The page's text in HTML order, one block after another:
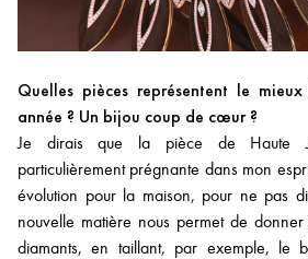
Quelles pièces représentent le
année ? Un bijou coup de cœur ?
Je dirais que la pièce de Haute
particulièrement prégnante dans mon
évolution pour la maison, pour ne pas
nouvelle matière nous permet de
diamants, en taillant, par exemple, le